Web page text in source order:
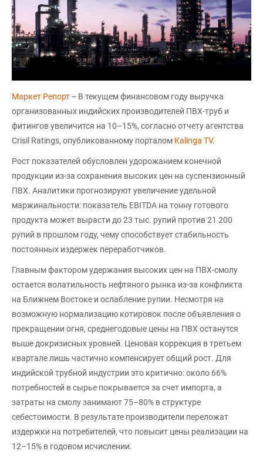
Маркет Репорт-- В текущем финансовом году выручка
организованных индийских производителей ПВХ-труб и
фитингов увеличится на 10–15%, согласно отчету агентства
Crisil Ratings, опубликованному порталом Kalinga TV.
Рост показателей обусловлен удорожанием конечной
продукции из-за сохранения высоких цен на суспензионный
ПВХ. Аналитики прогнозируют увеличение удельной
маржинальности: показатель EBITDA на тонну готового
продукта может вырасти до 23 тыс. рупий против 21 200
рупий в прошлом году, чему способствует стабильность
постоянных издержек переработчиков.
Главным фактором удержания высоких цен на ПВХ-смолу
остается волатильность нефтяного рынка из-за конфликта
на Ближнем Востоке и ослабление рупии. Несмотря на
возможную нормализацию котировок после объявления о
прекращении огня, среднегодовые цены на ПВХ останутся
выше докризисных уровней. Ценовая коррекция в третьем
квартале лишь частично компенсирует общий рост. Для
индийской трубной индустрии это критично: около 66%
потребностей в сырье покрывается за счет импорта, а
затраты на смолу занимают 75–80% в структуре
себестоимости. В результате производители переложат
издержки на потребителей, что повысит цены реализации на
12–15% в годовом исчислении.